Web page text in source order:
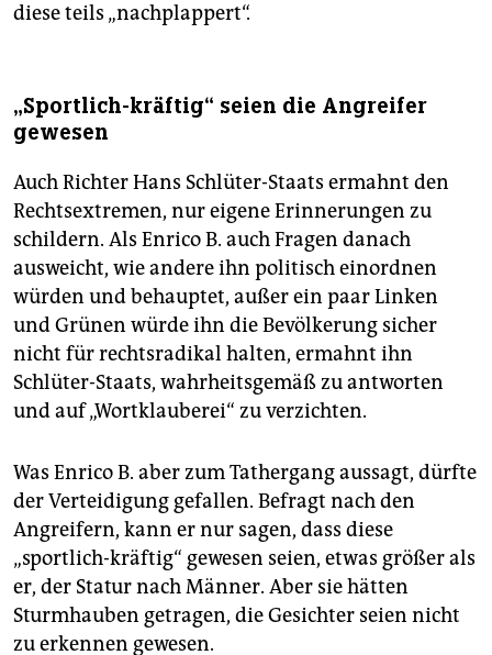
diese teils „nachplappert“.
„Sportlich-kräftig“ seien die Angreifer
gewesen
Auch Richter Hans Schlüter-Staats ermahnt den
Rechtsextremen, nur eigene Erinnerungen zu
schildern. Als Enrico B. auch Fragen danach
ausweicht, wie andere ihn politisch einordnen
würden und behauptet, außer ein paar Linken
und Grünen würde ihn die Bevölkerung sicher
nicht für rechtsradikal halten, ermahnt ihn
Schlüter-Staats, wahrheitsgemäß zu antworten
und auf „Wortklauberei“ zu verzichten.
Was Enrico B. aber zum Tathergang aussagt, dürfte
der Verteidigung gefallen. Befragt nach den
Angreifern, kann er nur sagen, dass diese
„sportlich-kräftig“ gewesen seien, etwas größer als
er, der Statur nach Männer. Aber sie hätten
Sturmhauben getragen, die Gesichter seien nicht
zu erkennen gewesen.